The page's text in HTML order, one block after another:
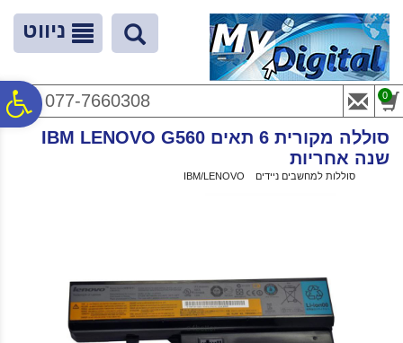
נגישות
המרכזי
ניווט
077-7660308 0
סוללה מקורית 6 תאים IBM LENOVO G560
שנה אחריות
סוללות למחשבים ניידים IBM/LENOVO